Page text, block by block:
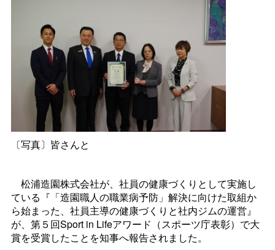
〔写真〕皆さんと
松浦造園株式会社が、社員の健康づくりとして実施し
ている『「造園職人の職業病予防」解決に向けた取組か
ら始まった、社員主導の健康づくりと社内ジムの運営』
が、第５回Sport in Lifeアワード（スポーツ庁表彰）で大
賞を受賞したことを知事へ報告されました。